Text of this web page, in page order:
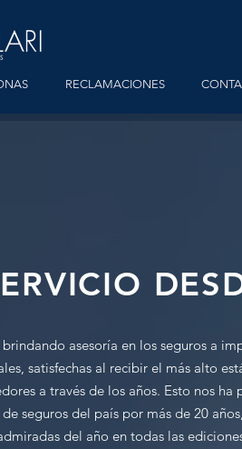
RECLAMACIONES
asesoría en los seguros a
satisfechas al recibir el más alto
a través de los años. Esto nos ha
seguros del país por más de 20
del año en todas las